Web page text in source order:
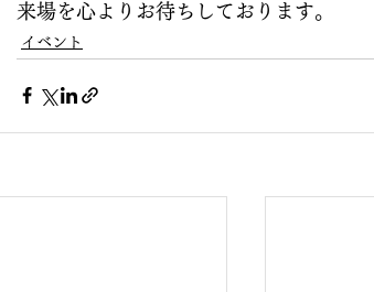
来場を心よりお待ちしております。
イベント